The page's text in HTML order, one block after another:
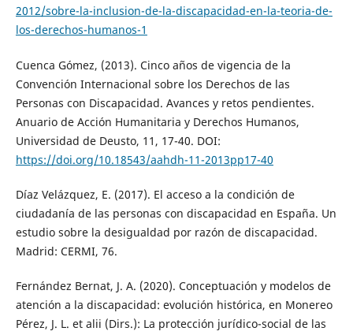
2012/sobre-la-inclusion-de-la-discapacidad-en-la-teoria-de-
los-derechos-humanos-1
Cuenca Gómez, (2013). Cinco años de vigencia de la
Convención Internacional sobre los Derechos de las
Personas con Discapacidad. Avances y retos pendientes.
Anuario de Acción Humanitaria y Derechos Humanos,
Universidad de Deusto, 11, 17-40. DOI:
https://doi.org/10.18543/aahdh-11-2013pp17-40
Díaz Velázquez, E. (2017). El acceso a la condición de
ciudadanía de las personas con discapacidad en España. Un
estudio sobre la desigualdad por razón de discapacidad.
Madrid: CERMI, 76.
Fernández Bernat, J. A. (2020). Conceptuación y modelos de
atención a la discapacidad: evolución histórica, en Monereo
Pérez, J. L. et alii (Dirs.): La protección jurídico-social de las